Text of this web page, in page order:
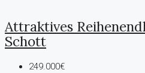
Attraktives
Schott
249.000€